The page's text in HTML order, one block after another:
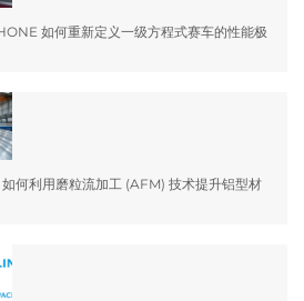
如何重新定义一级方程式赛车的性能极
何利用磨粒流加工 (AFM) 技术提升铝型材